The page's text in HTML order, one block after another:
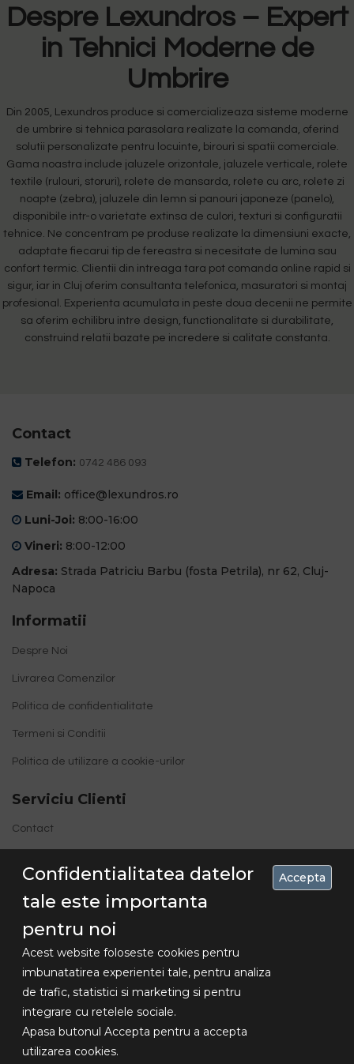
Concediu 30.07-16.08 , livrarile se vor
face dupa aceasta data!!!
Despre Lexundros – Expert
in Tehnici Moderne de
Umbrire
Din 2005, Lexundros produce si comercializeaza sisteme moderne
de umbrire si tehnica parasolara realizate la comanda, oferind
solutii personalizate pentru locuinte, birouri si spatii comerciale.
Gama noastra include jaluzele orizontale, jaluzele verticale, rolete
textile (rulouri, storuri), rolete de mansarda, rolete cu arc, rolete zi
noapte (zebra), jaluzele din lemn si panouri japoneze (panelo),
disponibile intr-o varietate extinsa de culori, texturi si configuratii
tehnice. Ne concentram pe produse realizate la dimensiuni exacte,
adaptate fiecarui tip de fereastra si necesitate de lumina sau
confort termic. Clientii din intreaga tara pot comanda online rapid si
sigur, iar in Cluj oferim consultanta telefonica, masuratori si montaj
profesional. Experienta acumulata in peste doua decenii ne permite
sa oferim echilibru intre design, functionalitate si durabilitate,
construind relatii bazate pe incredere si calitate constanta.
Contact
Telefon: 0742 486 093
Email: office@lexundros.ro
Luni-Joi: 8:00-16:00
Vineri: 8:00-12:00
Adresa: Strada Patriciu Barbu (fosta Petrila), nr 62, Cluj-
Napoca
Informatii
Despre Noi
Livrarea Comenzilor
Politica de confidentialitate
Termeni si Conditii
Politica de utilizare a cookie-urilor
Serviciu Clienti
Contact
© 2018
Confidentialitatea datelor
tale este importanta
pentru noi
Acest website foloseste cookies pentru
imbunatatirea experientei tale, pentru analiza
de trafic, statistici si marketing si pentru
integrare cu retelele sociale.
Apasa butonul Accepta pentru a accepta
utilizarea cookies.
Accepta